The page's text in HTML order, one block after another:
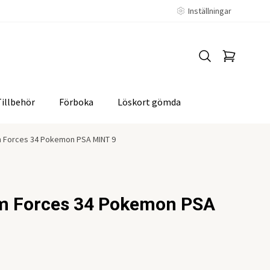
Inställningar
Förboka Löskort gömda
34 Pokemon PSA MINT 9
Forces 34 Pokemon PSA